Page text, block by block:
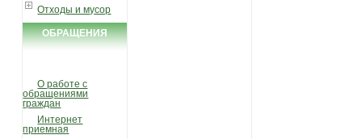
Отходы и мусор
ОБРАЩЕНИЯ
О работе с
обращениями
граждан
Интернет
приемная